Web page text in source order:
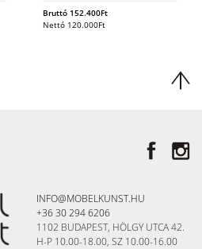
Bruttó 152.400Ft
Nettó 120.000Ft
INFO@MOBELKUNST.HU
+36 30 294 6206
1102 BUDAPEST, HÖLGY UTCA 42.
H-P 10.00-18.00, SZ 10.00-16.00